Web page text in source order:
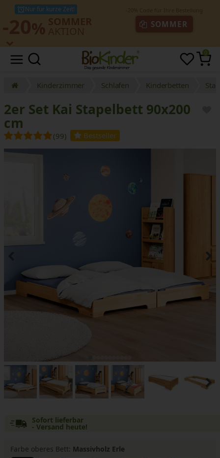
Nur für kurze Zeit!
SOMMER
0
Kinderzimmer Schlafen Kinderbetten
2er Set Kai Stapelbett 90x200
cm
(99) Bestseller
Sofort lieferbar
- Versand heute!
Farbe oberes Bett: Massivholz Erle